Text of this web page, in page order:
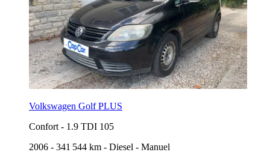
Volkswagen Golf PLUS
Confort - 1.9 TDI 105
2006 - 341 544 km - Diesel - Manuel